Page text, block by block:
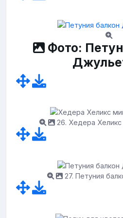
Фото:
26. Хедера Хеликс
27. Петуния